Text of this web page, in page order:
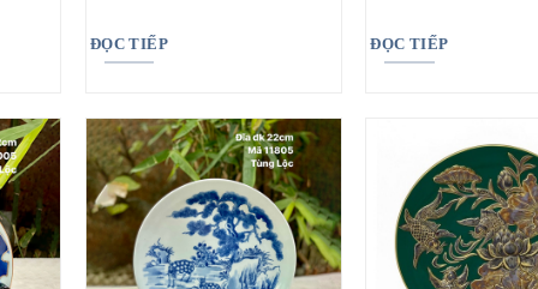
ĐỌC TIẾP ĐỌC TIẾP